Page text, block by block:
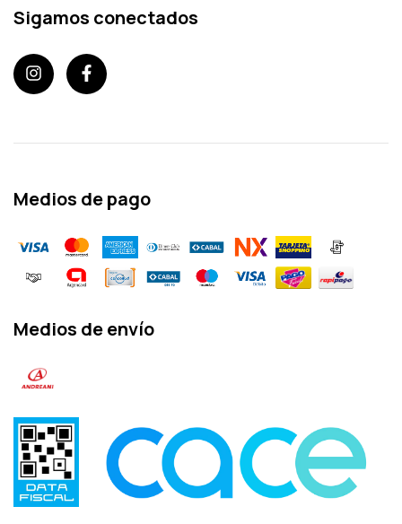
Sigamos conectados
Medios de pago
Medios de envío